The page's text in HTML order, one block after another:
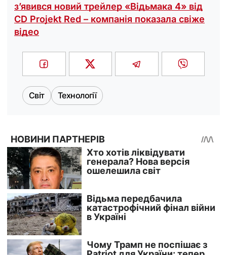
з’явився новий трейлер «Відьмака 4» від
CD Projekt Red – компанія показала свіже
відео
Світ Технології